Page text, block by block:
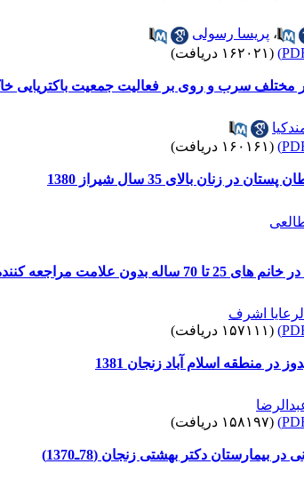
، پریسا رسولی
(۱۶۲۰۲۱ دریافت)
مختلف سرب و روی بر فعالیت جمعیت باکتریایی
(۱۶۰۱۶۱ دریافت)
بالای 35 سال شیراز 1380
اشرف
(۱۵۷۱۱۱ دریافت)
در منطقه‌ اسلام آباد زنجان 1381
(۱۵۸۱۹۷ دریافت)